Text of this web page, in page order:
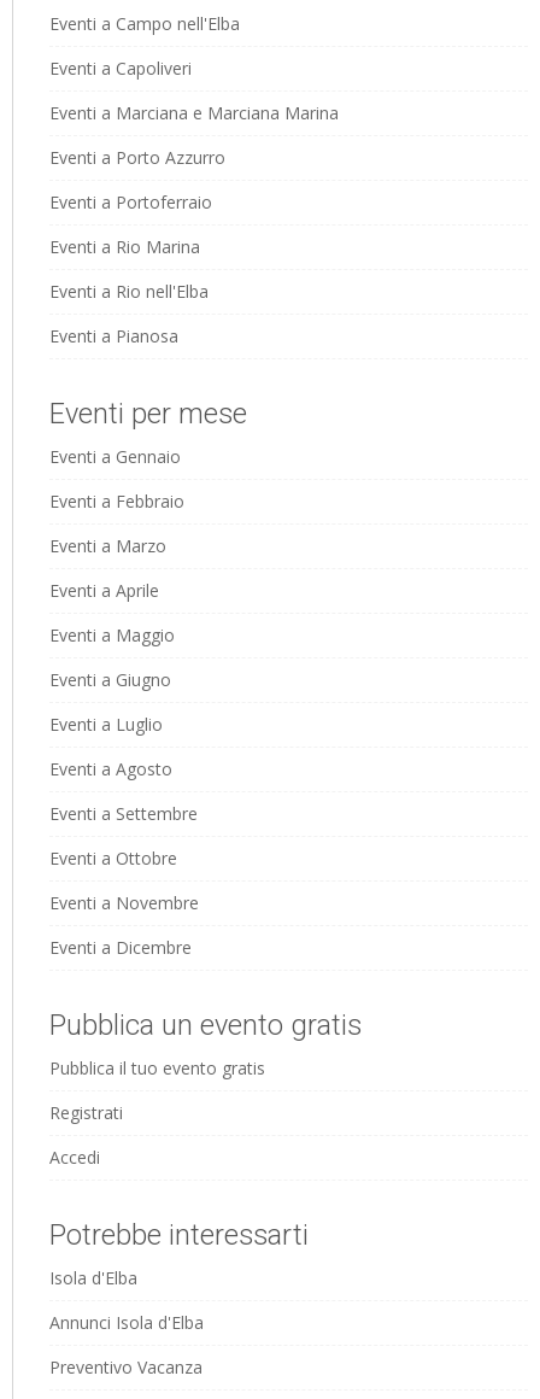
Eventi a Campo nell'Elba
Eventi a Capoliveri
Eventi a Marciana e Marciana Marina
Eventi a Porto Azzurro
Eventi a Portoferraio
Eventi a Rio Marina
Eventi a Rio nell'Elba
Eventi a Pianosa
Eventi per mese
Eventi a Gennaio
Eventi a Febbraio
Eventi a Marzo
Eventi a Aprile
Eventi a Maggio
Eventi a Giugno
Eventi a Luglio
Eventi a Agosto
Eventi a Settembre
Eventi a Ottobre
Eventi a Novembre
Eventi a Dicembre
Pubblica un evento gratis
Pubblica il tuo evento gratis
Registrati
Accedi
Potrebbe interessarti
Isola d'Elba
Annunci Isola d'Elba
Preventivo Vacanza